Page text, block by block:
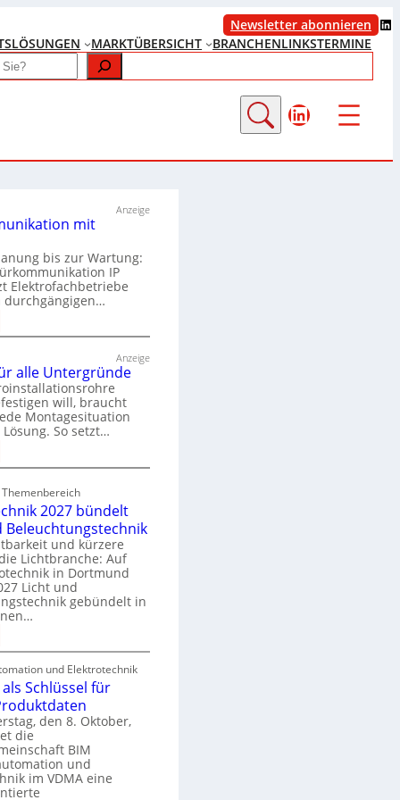
Newsletter abonnieren LinkedIn
LÖSUNGEN MARKTÜBERSICHT BRANCHENLINKSTERMINE
LinkedIn
Anzeige
mit
bis zur Wartung:
IP
Elektrofachbetriebe
durchgängigen…
Anzeige
alle Untergründe
will, braucht
Montagesituation
So setzt…
2027 bündelt
Beleuchtungstechnik
und kürzere
Lichtbranche: Auf
in Dortmund
Licht und
gebündelt in
und Elektrotechnik
als Schlüssel für
den 8. Oktober,
die
BIM
und
im VDMA eine